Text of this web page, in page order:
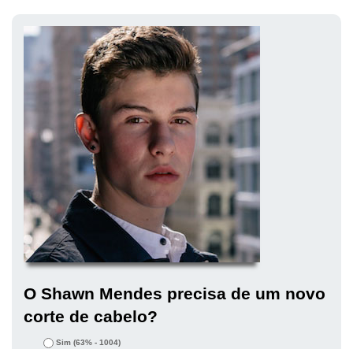
O Shawn Mendes precisa de um novo
corte de cabelo?
Sim (63% - 1004)